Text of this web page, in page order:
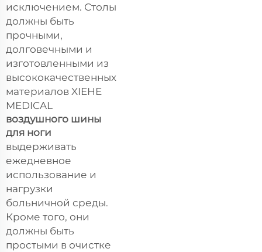
исключением. Столы
должны быть
прочными,
долговечными и
изготовленными из
высококачественных
материалов XIEHE
MEDICAL
воздушного шины
для ноги
выдерживать
ежедневное
использование и
нагрузки
больничной среды.
Кроме того, они
должны быть
простыми в очистке